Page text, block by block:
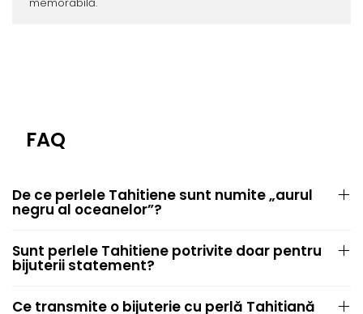
memorabilă.
FAQ
De ce perlele Tahitiene sunt numite „aurul
negru al oceanelor”?
Sunt perlele Tahitiene potrivite doar pentru
bijuterii statement?
Ce transmite o bijuterie cu perlă Tahitiană